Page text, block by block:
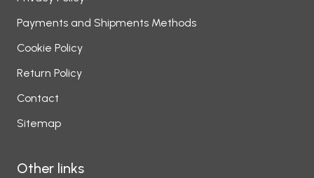
Payments and Shipments Methods
Cookie Policy
Return Policy
Contact
Sitemap
Other links